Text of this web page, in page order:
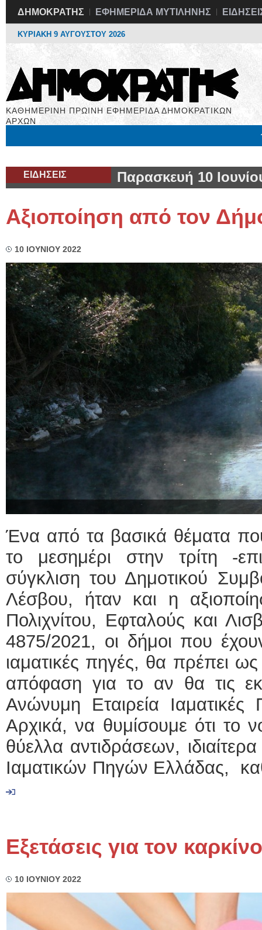
ΔΗΜΟΚΡΑΤΗΣ ΕΦΗΜΕΡΙΔΑ ΜΥΤΙΛΗΝΗΣ
ΚΥΡΙΑΚΗ 9 ΑΥΓΟΥΣΤΟΥ 2026
ΚΑΘΗΜΕΡΙΝΗ ΠΡΩΙΝΗ ΕΦΗΜΕΡΙΔΑ ΔΗΜΟΚΡΑΤΙΚΩΝ
ΑΡΧΩΝ
ΕΙΔΗΣΕΙΣ Παρασκευή 10
Αξιοποίηση από τον
10 ΙΟΥΝΙΟΥ 2022
Ένα από τα βασικά θέματα
το μεσημέρι στην τρίτη -
σύγκλιση του Δημοτικού
Λέσβου, ήταν και η
Πολιχνίτου, Εφταλούς και
4875/2021, οι δήμοι που
ιαματικές πηγές, θα πρέπει
απόφαση για το αν θα τις
Ανώνυμη Εταιρεία
Αρχικά, να θυμίσουμε ότι το
θύελλα αντιδράσεων,
Ιαματικών Πηγών Ελλάδας,
Εξετάσεις για τον
10 ΙΟΥΝΙΟΥ 2022